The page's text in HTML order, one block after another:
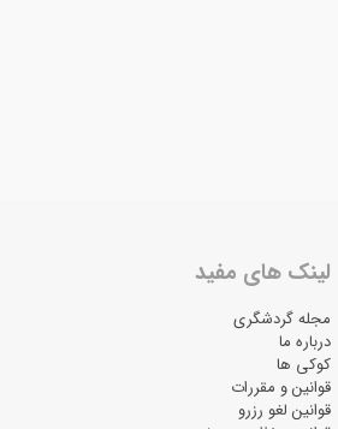
لینک های مفید
مجله گردشگری
درباره ما
کوکی ها
قوانین و مقررات
قوانین لغو رزرو